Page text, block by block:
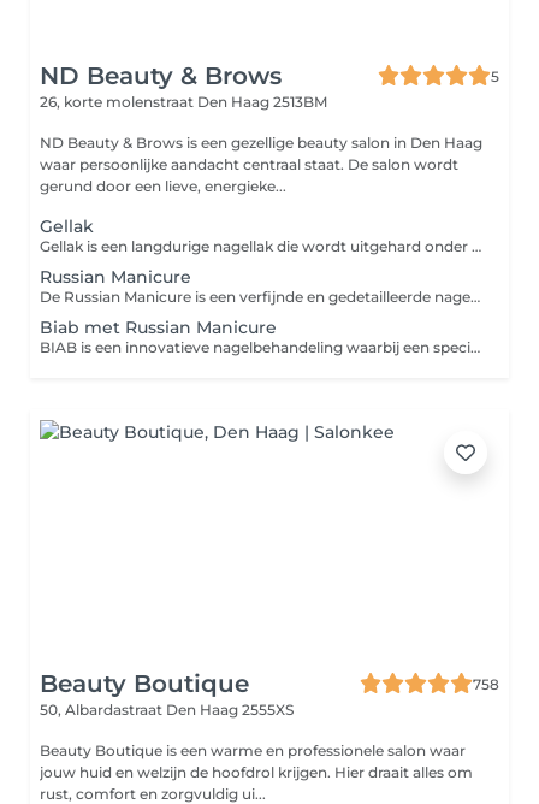
ND Beauty & Brows
5
26, korte molenstraat Den Haag 2513BM
ND Beauty & Brows is een gezellige beauty salon in Den Haag
waar persoonlijke aandacht centraal staat. De salon wordt
gerund door een lieve, energieke...
Gellak
Gellak is een langdurige nagellak die wordt uitgehard onder een UV-lamp, waardoor je nagels een mooie, glanzende afwerking krijgen die tot wel 2 tot 3 weken blijft zitten zonder chippen. Het is de perfecte keuze voor wie op zoek is naar een stevige, maar flexibele manicure die er altijd verzorgd uitziet. Gellak biedt een breed scala aan kleuren en afwerkingen en is ideaal voor zowel dagelijks gebruik als speciale gelegenheden.
Russian Manicure
De Russian Manicure is een verfijnde en gedetailleerde nagelbehandeling waarbij zowel de nagels als de nagelriemen intensief worden verzorgd. De techniek maakt gebruik van een elektrische boor om de nagelriemen nauwkeurig te verwijderen, waardoor de nagels er langer en netter uitzien. Deze manicure zorgt voor een langdurig resultaat en geeft je handen een luxe uitstraling, zonder kunstnagels. Ideaal voor wie een perfecte en verzorgde uitstraling wil zonder kunstmatige toevoegingen.
Biab met Russian Manicure
BIAB is een innovatieve nagelbehandeling waarbij een speciaal gel gebruikt wordt om de nagels te verstevigen en te verlengen. Deze techniek biedt een langdurig resultaat van 3 tot 4 weken en is ideaal voor mensen die graag sterke en gezonde nagels willen, zonder dat de nagels kwetsbaar worden. BIAB kan ook gebruikt worden voor het opbouwen van een natuurlijke, verlengde look, en is bovendien sterker dan traditionele gel of acryl.
Beauty Boutique
758
50, Albardastraat Den Haag 2555XS
Beauty Boutique is een warme en professionele salon waar
jouw huid en welzijn de hoofdrol krijgen. Hier draait alles om
rust, comfort en zorgvuldig ui...